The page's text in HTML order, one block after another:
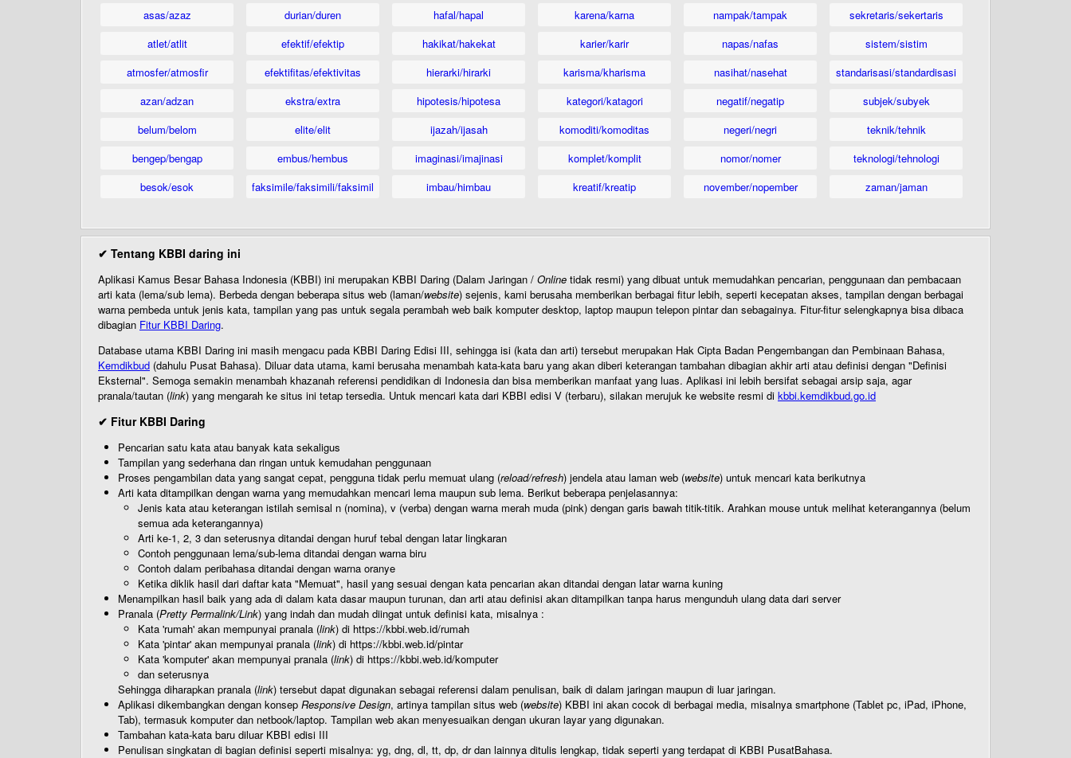
asas/azaz
atlet/atlit
atmosfer/atmosfir
azan/adzan
belum/belom
bengep/bengap
besok/esok
durian/duren
efektif/efektip
efektifitas/efektivitas
ekstra/extra
elite/elit
embus/hembus
faksimile/faksimili/faksimil
hafal/hapal
hakikat/hakekat
hierarki/hirarki
hipotesis/hipotesa
ijazah/ijasah
imaginasi/imajinasi
imbau/himbau
karena/karna
karier/karir
karisma/kharisma
kategori/katagori
komoditi/komoditas
komplet/komplit
kreatif/kreatip
nampak/tampak
napas/nafas
nasihat/nasehat
negatif/negatip
negeri/negri
nomor/nomer
november/nopember
sekretaris/sekertaris
sistem/sistim
standarisasi/standardisasi
subjek/subyek
teknik/tehnik
teknologi/tehnologi
zaman/jaman
✔ Tentang KBBI daring ini
Aplikasi Kamus Besar Bahasa Indonesia (KBBI) ini merupakan KBBI Daring (Dalam Jaringan / Online tidak resmi) yang dibuat untuk memudahkan pencarian, penggunaan dan pembacaan
arti kata (lema/sub lema). Berbeda dengan beberapa situs web (laman/website) sejenis, kami berusaha memberikan berbagai fitur lebih, seperti kecepatan akses, tampilan dengan berbagai
warna pembeda untuk jenis kata, tampilan yang pas untuk segala perambah web baik komputer desktop, laptop maupun telepon pintar dan sebagainya. Fitur-fitur selengkapnya bisa dibaca
dibagian Fitur KBBI Daring.
Database utama KBBI Daring ini masih mengacu pada KBBI Daring Edisi III, sehingga isi (kata dan arti) tersebut merupakan Hak Cipta Badan Pengembangan dan Pembinaan Bahasa,
Kemdikbud (dahulu Pusat Bahasa). Diluar data utama, kami berusaha menambah kata-kata baru yang akan diberi keterangan tambahan dibagian akhir arti atau definisi dengan "Definisi
Eksternal". Semoga semakin menambah khazanah referensi pendidikan di Indonesia dan bisa memberikan manfaat yang luas. Aplikasi ini lebih bersifat sebagai arsip saja, agar
pranala/tautan (link) yang mengarah ke situs ini tetap tersedia. Untuk mencari kata dari KBBI edisi V (terbaru), silakan merujuk ke website resmi di kbbi.kemdikbud.go.id
✔ Fitur KBBI Daring
Pencarian satu kata atau banyak kata sekaligus
Tampilan yang sederhana dan ringan untuk kemudahan penggunaan
Proses pengambilan data yang sangat cepat, pengguna tidak perlu memuat ulang (reload/refresh) jendela atau laman web (website) untuk mencari kata berikutnya
Arti kata ditampilkan dengan warna yang memudahkan mencari lema maupun sub lema. Berikut beberapa penjelasannya:
Jenis kata atau keterangan istilah semisal n (nomina), v (verba) dengan warna merah muda (pink) dengan garis bawah titik-titik. Arahkan mouse untuk melihat keterangannya (belum
semua ada keterangannya)
Arti ke-1, 2, 3 dan seterusnya ditandai dengan huruf tebal dengan latar lingkaran
Contoh penggunaan lema/sub-lema ditandai dengan warna biru
Contoh dalam peribahasa ditandai dengan warna oranye
Ketika diklik hasil dari daftar kata "Memuat", hasil yang sesuai dengan kata pencarian akan ditandai dengan latar warna kuning
Menampilkan hasil baik yang ada di dalam kata dasar maupun turunan, dan arti atau definisi akan ditampilkan tanpa harus mengunduh ulang data dari server
Pranala (Pretty Permalink/Link) yang indah dan mudah diingat untuk definisi kata, misalnya :
Kata 'rumah' akan mempunyai pranala (link) di https://kbbi.web.id/rumah
Kata 'pintar' akan mempunyai pranala (link) di https://kbbi.web.id/pintar
Kata 'komputer' akan mempunyai pranala (link) di https://kbbi.web.id/komputer
dan seterusnya
Sehingga diharapkan pranala (link) tersebut dapat digunakan sebagai referensi dalam penulisan, baik di dalam jaringan maupun di luar jaringan.
Aplikasi dikembangkan dengan konsep Responsive Design, artinya tampilan situs web (website) KBBI ini akan cocok di berbagai media, misalnya smartphone (Tablet pc, iPad, iPhone,
Tab), termasuk komputer dan netbook/laptop. Tampilan web akan menyesuaikan dengan ukuran layar yang digunakan.
Tambahan kata-kata baru diluar KBBI edisi III
Penulisan singkatan di bagian definisi seperti misalnya: yg, dng, dl, tt, dp, dr dan lainnya ditulis lengkap, tidak seperti yang terdapat di KBBI PusatBahasa.